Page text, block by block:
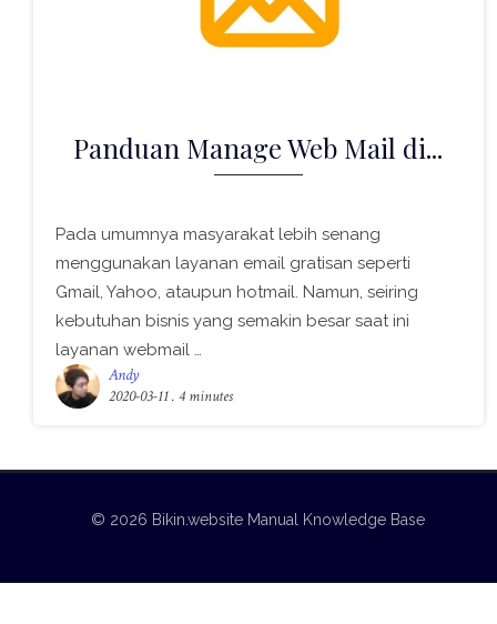
Panduan Manage Web Mail di...
Pada umumnya masyarakat lebih senang
menggunakan layanan email gratisan seperti
Gmail, Yahoo, ataupun hotmail. Namun, seiring
kebutuhan bisnis yang semakin besar saat ini
layanan webmail …
Andy
2020-03-11. 4 minutes
© 2026 Bikin.website Manual Knowledge Base